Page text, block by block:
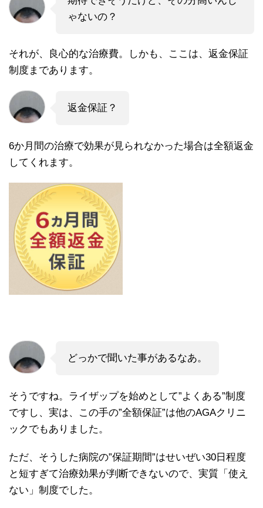
ゃないの？
それが、良心的な治療費。しかも、ここは、返金保証
制度まであります。
返金保証？
6か月間の治療で効果が見られなかった場合は全額返金
してくれます。
どっかで聞いた事があるなあ。
そうですね。ライザップを始めとして”よくある”制度
ですし、実は、この手の”全額保証”は他のAGAクリニ
ックでもありました。
ただ、そうした病院の”保証期間”はせいぜい30日程度
と短すぎて治療効果が判断できないので、実質「使え
ない」制度でした。